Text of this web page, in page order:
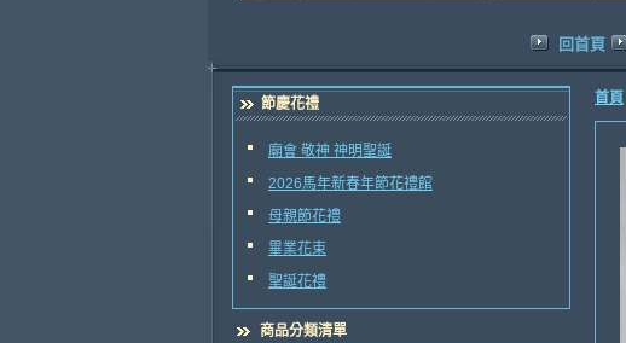
回首頁
節慶花禮
廟會 敬神 神明聖誕
2026馬年新春年節花禮館
母親節花禮
畢業花束
聖誕花禮
商品分類清單
首頁